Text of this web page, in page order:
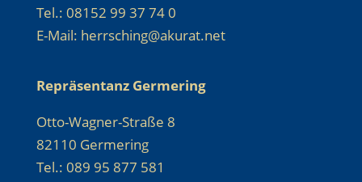
Tel.: 08152 99 37 74 0
E-Mail: herrsching@akurat.net
Repräsentanz Germering
Otto-Wagner-Straße 8
82110 Germering
Tel.: 089 95 877 581